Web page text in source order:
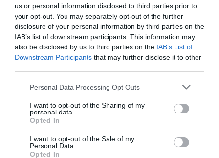
us or personal information disclosed to third parties prior to
your opt-out. You may separately opt-out of the further
disclosure of your personal information by third parties on the
IAB’s list of downstream participants. This information may
also be disclosed by us to third parties on the IAB’s List of
Downstream Participants that may further disclose it to other
Personal Data Processing Opt Outs
I want to opt-out of the Sharing of my
personal data.
Opted In
I want to opt-out of the Sale of my
Personal Data.
Opted In
Commenti
Accedioregistratiper commentare questo
L'email è richiesta ma non verrà mostrata ai visitatori. Il contenuto di questo
commento esprime il pensiero dell'autore e non rappresenta la linea editoriale
di VareseNews.it, che rimane autonoma e indipendente. I messaggi inclusi nei
che includano uno o più link a siti esterni verranno rimossi in automatico dal